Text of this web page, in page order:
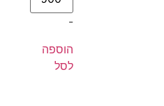
-
הוספה
לסל